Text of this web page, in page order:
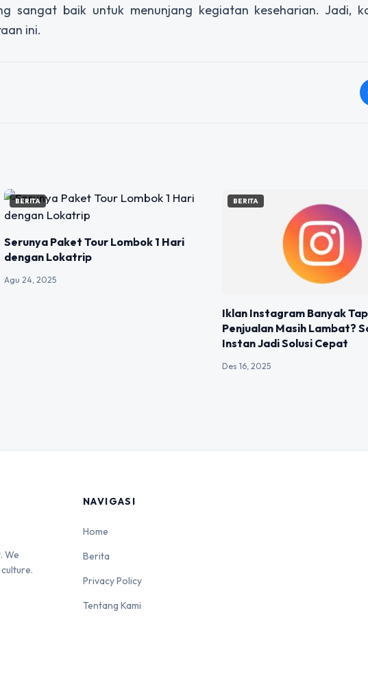
sangat baik untuk menunjang kegiatan keseharian. Jadi,
ini.
BERITA
Serunya Paket Tour Lombok 1 Hari
dengan Lokatrip
Agu 24, 2025
BERITA
Iklan Instagram Banyak
Penjualan Masih Lambat?
Instan Jadi Solusi Cepat
Des 16, 2025
We
NAVIGASI
Home
Berita
Privacy Policy
Tentang Kami